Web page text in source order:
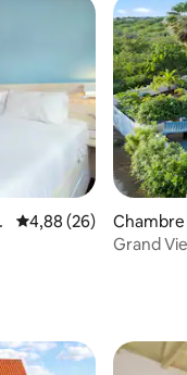
Évaluation moyenne
4,88 (26)
Chambre
Grand